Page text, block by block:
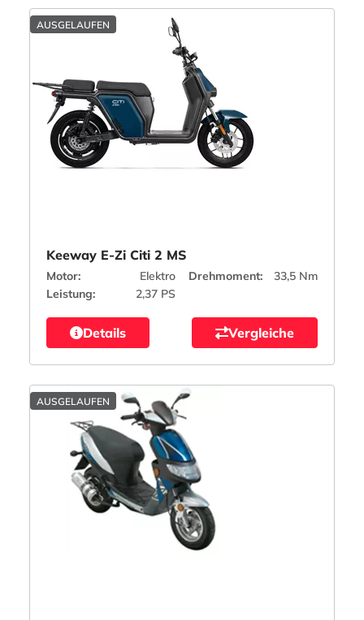
AUSGELAUFEN
Keeway E-Zi Citi 2 MS
Motor: Elektro Drehmoment:
33,5 Nm
Leistung:
2,37 PS
Details Vergleiche
AUSGELAUFEN